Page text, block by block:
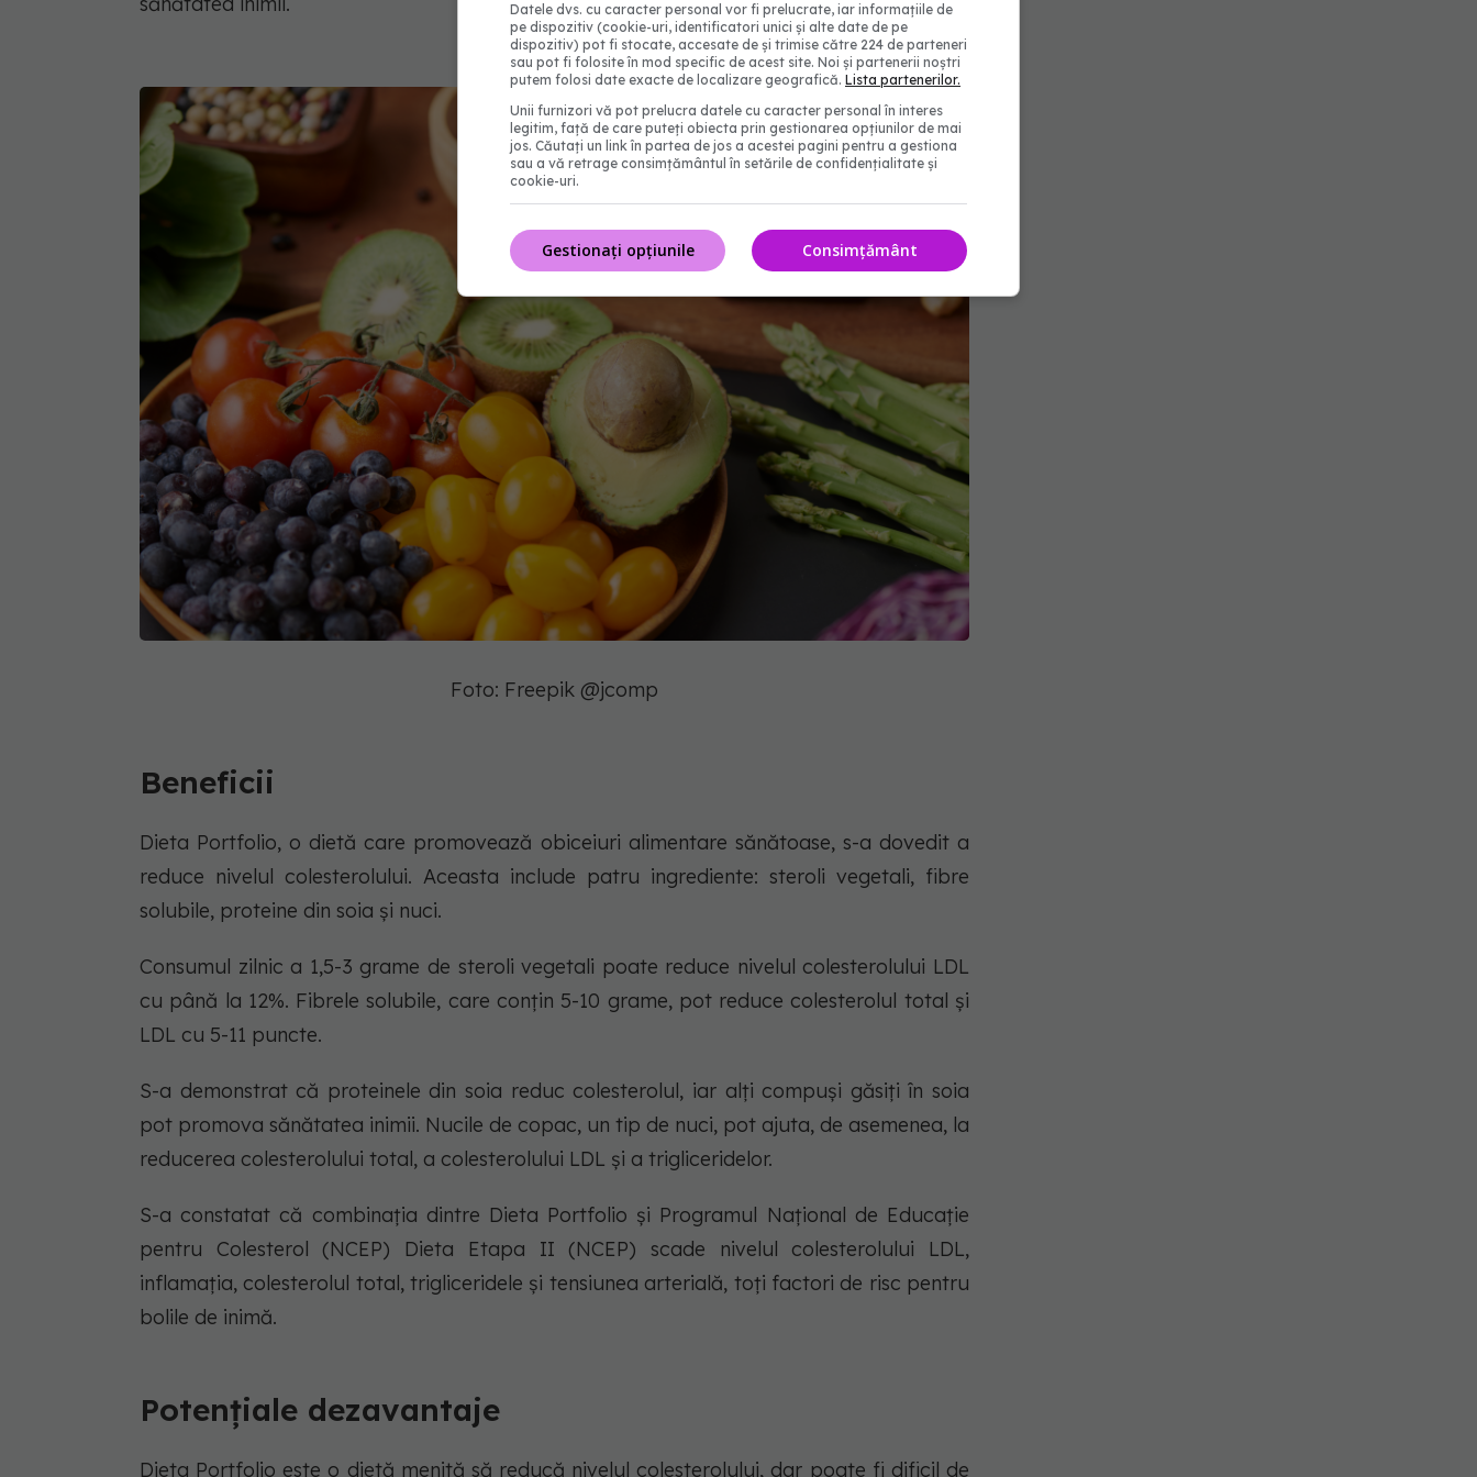
Foto: Freepik @jcomp
Beneficii
Dieta Portfolio, o dietă care promovează obiceiuri alimentare sănătoase, s-a dovedit a
reduce nivelul colesterolului. Aceasta include patru ingrediente: steroli vegetali, fibre
solubile, proteine din soia și nuci.
Consumul zilnic a 1,5-3 grame de steroli vegetali poate reduce nivelul colesterolului LDL
cu până la 12%. Fibrele solubile, care conțin 5-10 grame, pot reduce colesterolul total și
LDL cu 5-11 puncte.
S-a demonstrat că proteinele din soia reduc colesterolul, iar alți compuși găsiți în soia
pot promova sănătatea inimii. Nucile de copac, un tip de nuci, pot ajuta, de asemenea, la
reducerea colesterolului total, a colesterolului LDL și a trigliceridelor.
S-a constatat că combinația dintre Dieta Portfolio și Programul Național de Educație
pentru Colesterol (NCEP) Dieta Etapa II (NCEP) scade nivelul colesterolului LDL,
inflamația, colesterolul total, trigliceridele și tensiunea arterială, toți factori de risc pentru
bolile de inimă.
Potențiale dezavantaje
Dieta Portfolio este o dietă menită să reducă nivelul colesterolului, dar poate fi dificil de
Datele dvs. cu caracter personal vor fi prelucrate, iar informațiile de
pe dispozitiv (cookie-uri, identificatori unici și alte date de pe
dispozitiv) pot fi stocate, accesate de și trimise către 224 de parteneri
sau pot fi folosite în mod specific de acest site. Noi și partenerii noștri
putem folosi date exacte de localizare geografică. Lista partenerilor.
Unii furnizori vă pot prelucra datele cu caracter personal în interes
legitim, față de care puteți obiecta prin gestionarea opțiunilor de mai
jos. Căutați un link în partea de jos a acestei pagini pentru a gestiona
sau a vă retrage consimțământul în setările de confidențialitate și
cookie-uri.
Consimțământ
Gestionați opțiunile